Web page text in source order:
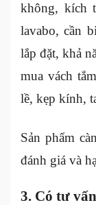
không, kích
lavabo, cần
lắp đặt, khả
mua vách
lề, kẹp kính,
Sản phẩm
đánh giá và
3. Có tư